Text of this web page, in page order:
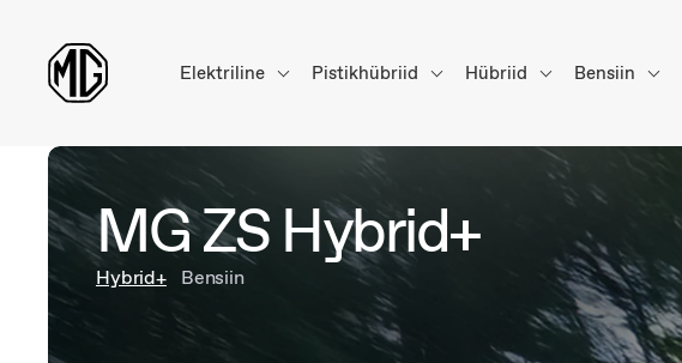
Elektriline Pistikhübriid Hübriid Bensiin
MG ZS Hybrid+
Hybrid+ Bensiin